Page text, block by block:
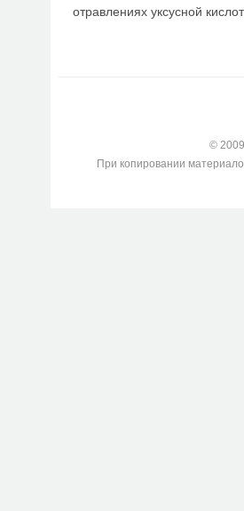
отравле­ниях уксусной
©
При копировании